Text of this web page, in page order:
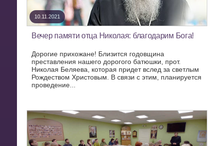
10.11.2021
Вечер памяти отца Николая: благодарим Бога!
Дорогие прихожане! Близится годовщина
преставления нашего дорогого батюшки, прот.
Николая Беляева, которая придет вслед за светлым
Рождеством Христовым. В связи с этим, планируется
проведение...